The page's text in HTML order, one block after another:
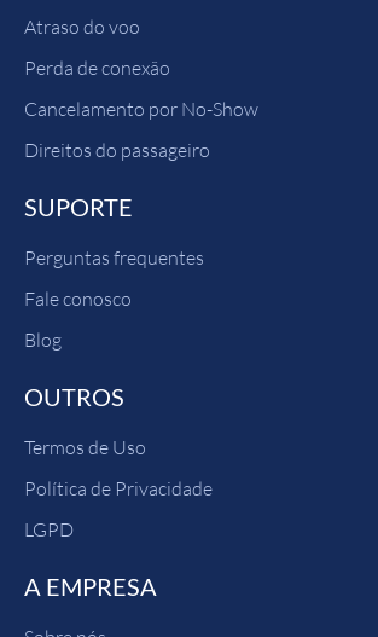
Atraso do voo
Perda de conexão
Cancelamento por No-Show
Direitos do passageiro
SUPORTE
Perguntas frequentes
Fale conosco
Blog
OUTROS
Termos de Uso
Política de Privacidade
LGPD
A EMPRESA